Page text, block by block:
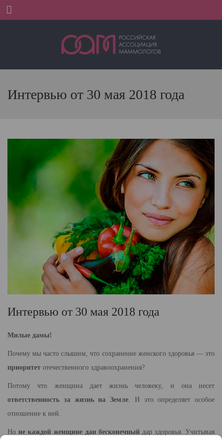
Menu
Интервью от 30 мая 2018 года
Интервью от 30 мая 2018 года
Милые дамы!
Почему мы часто слышим, что сохранение женского здоровья — это
приоритет отечественного здравоохранения?
Потому что женщина дает жизнь человеку, и она несет
ответственность за жизнь на Земле . И это определяет особое
отношение к ней.
Ноне каждой женщине дан бесконечныйдар здоровья. Учитывая